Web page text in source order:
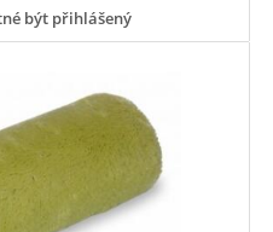
být přihlášený